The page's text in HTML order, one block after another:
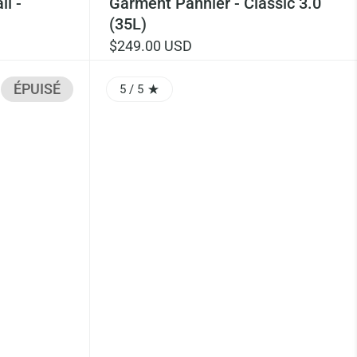
(35L)
$249.00 USD
ÉPUISÉ RATING: 5.0 OUT OF 5.0
5 / 5